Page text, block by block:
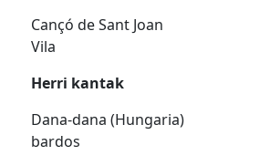
Cançó de Sant
Vila
Herri kantak
Dana-dana
bardos